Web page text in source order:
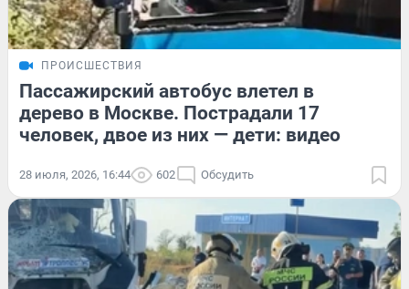
ПРОИСШЕСТВИЯ
Пассажирский автобус влетел в
дерево в Москве. Пострадали 17
человек, двое из них — дети: видео
28 июля, 2026, 16:44 602 Обсудить